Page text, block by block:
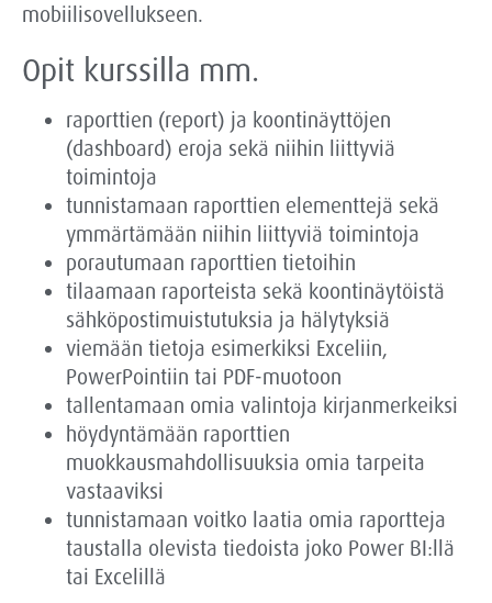
mobiilisovellukseen.
Opit kurssilla mm.
raporttien (report) ja koontinäyttöjen
(dashboard) eroja sekä niihin liittyviä
toimintoja
tunnistamaan raporttien elementtejä sekä
ymmärtämään niihin liittyviä toimintoja
porautumaan raporttien tietoihin
tilaamaan raporteista sekä koontinäytöistä
sähköpostimuistutuksia ja hälytyksiä
viemään tietoja esimerkiksi Exceliin,
PowerPointiin tai PDF-muotoon
tallentamaan omia valintoja kirjanmerkeiksi
höydyntämään raporttien
muokkausmahdollisuuksia omia tarpeita
vastaaviksi
tunnistamaan voitko laatia omia raportteja
taustalla olevista tiedoista joko Power BI:llä
tai Excelillä